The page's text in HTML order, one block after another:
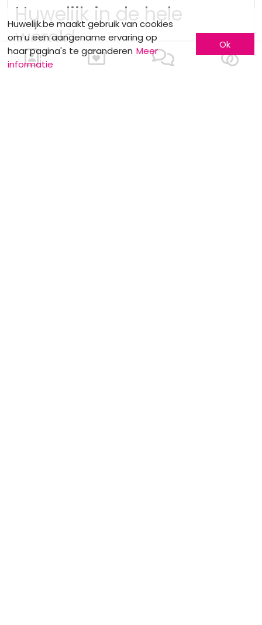
Huwelijk in de hele
wereld
Huwelijksideeën
Huwelijk.be maakt gebruik van cookies
om u een aangename ervaring op
haar pagina's te garanderen Meer
informatie
Ok